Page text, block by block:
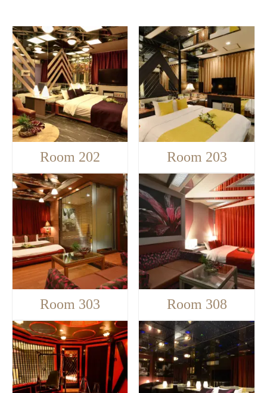
Room 202 Room 203
Room 303 Room 308